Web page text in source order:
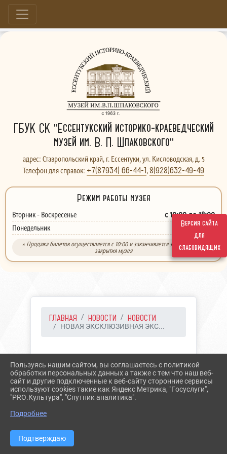
Версия сайта
для
слабовидящих
Больше, чем музей...
ГБУК СК "Ессентукский историко-краеведческий
музей им. В. П. Шпаковского"
адрес: Ставропольский край, г. Ессентуки, ул. Кисловодская, д. 5
Телефон для справок: +7(87934) 66-44-1,8(928)632-49-49
Режим работы музея
Вторник - Воскресенье с 10:00 до 18:00
Понедельник выходной
* Продажа билетов осуществляется с 10:00 и заканчивается за 30 минут до
закрытия музея
ГЛАВНАЯ НОВОСТИ НОВОСТИ
НОВАЯ ЭКСКЛЮЗИВНАЯ ЭКС...
НОВАЯ ЭКСКЛЮЗИВНАЯ
ЭКСКУРСИЯ
Пользуясь нашим сайтом, вы соглашаетесь с политикой
обработки персональных данных а также с тем что наш веб-
сайт и другие подключенные к веб-сайту сторонние сервисы
используют cookies такие как Яндекс Метрика, "Госуслуги",
"PRO.Культура", "Спутник аналитика".
Подробнее
Подтверждаю